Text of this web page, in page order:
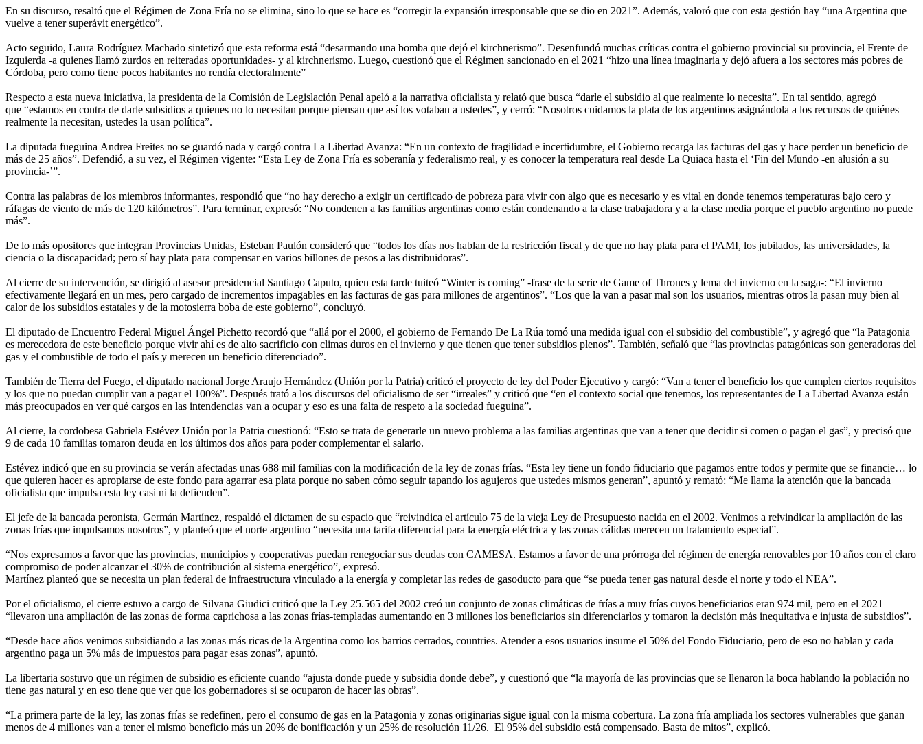
En su discurso, resaltó que el Régimen de Zona Fría no se elimina, sino lo que se hace es “corregir la expansión irresponsable que se dio en 2021”. Además, valoró que con esta gestión hay “una Argentina que
vuelve a tener superávit energético”.
Acto seguido, Laura Rodríguez Machado sintetizó que esta reforma está “desarmando una bomba que dejó el kirchnerismo”. Desenfundó muchas críticas contra el gobierno provincial su provincia, el Frente de
Izquierda -a quienes llamó zurdos en reiteradas oportunidades- y al kirchnerismo. Luego, cuestionó que el Régimen sancionado en el 2021 “hizo una línea imaginaria y dejó afuera a los sectores más pobres de
Córdoba, pero como tiene pocos habitantes no rendía electoralmente”
Respecto a esta nueva iniciativa, la presidenta de la Comisión de Legislación Penal apeló a la narrativa oficialista y relató que busca “darle el subsidio al que realmente lo necesita”. En tal sentido, agregó
que “estamos en contra de darle subsidios a quienes no lo necesitan porque piensan que así los votaban a ustedes”, y cerró: “Nosotros cuidamos la plata de los argentinos asignándola a los recursos de quiénes
realmente la necesitan, ustedes la usan política”.
La diputada fueguina Andrea Freites no se guardó nada y cargó contra La Libertad Avanza: “En un contexto de fragilidad e incertidumbre, el Gobierno recarga las facturas del gas y hace perder un beneficio de
más de 25 años”. Defendió, a su vez, el Régimen vigente: “Esta Ley de Zona Fría es soberanía y federalismo real, y es conocer la temperatura real desde La Quiaca hasta el ‘Fin del Mundo -en alusión a su
provincia-’”.
Contra las palabras de los miembros informantes, respondió que “no hay derecho a exigir un certificado de pobreza para vivir con algo que es necesario y es vital en donde tenemos temperaturas bajo cero y
ráfagas de viento de más de 120 kilómetros”. Para terminar, expresó: “No condenen a las familias argentinas como están condenando a la clase trabajadora y a la clase media porque el pueblo argentino no puede
más”.
De lo más opositores que integran Provincias Unidas, Esteban Paulón consideró que “todos los días nos hablan de la restricción fiscal y de que no hay plata para el PAMI, los jubilados, las universidades, la
ciencia o la discapacidad; pero sí hay plata para compensar en varios billones de pesos a las distribuidoras”.
Al cierre de su intervención, se dirigió al asesor presidencial Santiago Caputo, quien esta tarde tuiteó “Winter is coming” -frase de la serie de Game of Thrones y lema del invierno en la saga-: “El invierno
efectivamente llegará en un mes, pero cargado de incrementos impagables en las facturas de gas para millones de argentinos”. “Los que la van a pasar mal son los usuarios, mientras otros la pasan muy bien al
calor de los subsidios estatales y de la motosierra boba de este gobierno”, concluyó.
El diputado de Encuentro Federal Miguel Ángel Pichetto recordó que “allá por el 2000, el gobierno de Fernando De La Rúa tomó una medida igual con el subsidio del combustible”, y agregó que “la Patagonia
es merecedora de este beneficio porque vivir ahí es de alto sacrificio con climas duros en el invierno y que tienen que tener subsidios plenos”. También, señaló que “las provincias patagónicas son generadoras del
gas y el combustible de todo el país y merecen un beneficio diferenciado”.
También de Tierra del Fuego, el diputado nacional Jorge Araujo Hernández (Unión por la Patria) criticó el proyecto de ley del Poder Ejecutivo y cargó: “Van a tener el beneficio los que cumplen ciertos requisitos
y los que no puedan cumplir van a pagar el 100%”. Después trató a los discursos del oficialismo de ser “irreales” y criticó que “en el contexto social que tenemos, los representantes de La Libertad Avanza están
más preocupados en ver qué cargos en las intendencias van a ocupar y eso es una falta de respeto a la sociedad fueguina”.
Al cierre, la cordobesa Gabriela Estévez Unión por la Patria cuestionó: “Esto se trata de generarle un nuevo problema a las familias argentinas que van a tener que decidir si comen o pagan el gas”, y precisó que
9 de cada 10 familias tomaron deuda en los últimos dos años para poder complementar el salario.
Estévez indicó que en su provincia se verán afectadas unas 688 mil familias con la modificación de la ley de zonas frías. “Esta ley tiene un fondo fiduciario que pagamos entre todos y permite que se financie… lo
que quieren hacer es apropiarse de este fondo para agarrar esa plata porque no saben cómo seguir tapando los agujeros que ustedes mismos generan”, apuntó y remató: “Me llama la atención que la bancada
oficialista que impulsa esta ley casi ni la defienden”.
El jefe de la bancada peronista, Germán Martínez, respaldó el dictamen de su espacio que “reivindica el artículo 75 de la vieja Ley de Presupuesto nacida en el 2002. Venimos a reivindicar la ampliación de las
zonas frías que impulsamos nosotros”, y planteó que el norte argentino “necesita una tarifa diferencial para la energía eléctrica y las zonas cálidas merecen un tratamiento especial”.
“Nos expresamos a favor que las provincias, municipios y cooperativas puedan renegociar sus deudas con CAMESA. Estamos a favor de una prórroga del régimen de energía renovables por 10 años con el claro
compromiso de poder alcanzar el 30% de contribución al sistema energético”, expresó.
Martínez planteó que se necesita un plan federal de infraestructura vinculado a la energía y completar las redes de gasoducto para que “se pueda tener gas natural desde el norte y todo el NEA”.
Por el oficialismo, el cierre estuvo a cargo de Silvana Giudici criticó que la Ley 25.565 del 2002 creó un conjunto de zonas climáticas de frías a muy frías cuyos beneficiarios eran 974 mil, pero en el 2021
“llevaron una ampliación de las zonas de forma caprichosa a las zonas frías-templadas aumentando en 3 millones los beneficiarios sin diferenciarlos y tomaron la decisión más inequitativa e injusta de subsidios”.
“Desde hace años venimos subsidiando a las zonas más ricas de la Argentina como los barrios cerrados, countries. Atender a esos usuarios insume el 50% del Fondo Fiduciario, pero de eso no hablan y cada
argentino paga un 5% más de impuestos para pagar esas zonas”, apuntó.
La libertaria sostuvo que un régimen de subsidio es eficiente cuando “ajusta donde puede y subsidia donde debe”, y cuestionó que “la mayoría de las provincias que se llenaron la boca hablando la población no
tiene gas natural y en eso tiene que ver que los gobernadores si se ocuparon de hacer las obras”.
“La primera parte de la ley, las zonas frías se redefinen, pero el consumo de gas en la Patagonia y zonas originarias sigue igual con la misma cobertura. La zona fría ampliada los sectores vulnerables que ganan
menos de 4 millones van a tener el mismo beneficio más un 20% de bonificación y un 25% de resolución 11/26. El 95% del subsidio está compensado. Basta de mitos”, explicó.